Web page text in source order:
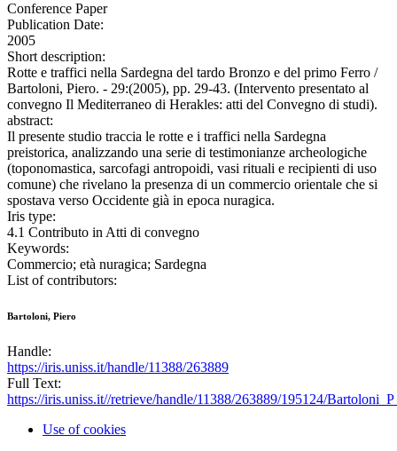
Conference Paper
Publication Date:
2005
Short description:
Rotte e traffici nella Sardegna del tardo Bronzo e del primo Ferro /
Bartoloni, Piero. - 29:(2005), pp. 29-43. (Intervento presentato al
convegno Il Mediterraneo di Herakles: atti del Convegno di studi).
abstract:
Il presente studio traccia le rotte e i traffici nella Sardegna
preistorica, analizzando una serie di testimonianze archeologiche
(toponomastica, sarcofagi antropoidi, vasi rituali e recipienti di uso
comune) che rivelano la presenza di un commercio orientale che si
spostava verso Occidente già in epoca nuragica.
Iris type:
4.1 Contributo in Atti di convegno
Keywords:
Commercio; età nuragica; Sardegna
List of contributors:
Bartoloni, Piero
Handle:
https://iris.uniss.it/handle/11388/263889
Full Text:
https://iris.uniss.it//retrieve/handle/11388/263889/195124/
Use of cookies